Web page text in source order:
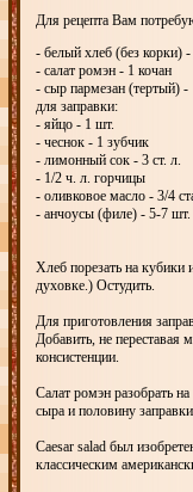
Для рецепта Вам
- белый хлеб (без корки) -
- салат ромэн - 1 кочан
- сыр пармезан (тертый) -
для заправки:
- яйцо - 1 шт.
- чеснок - 1 зубчик
- лимонный сок - 3 ст. л.
- 1/2 ч. л. горчицы
- оливковое масло - 3/4
- анчоусы (филе) - 5-7 шт.
Хлеб порезать на кубики
духовке.) Остудить.
Для приготовления
Добавить, не переставая
консистенции.
Салат ромэн разобрать
сыра и половину
Caesar salad был
классическим